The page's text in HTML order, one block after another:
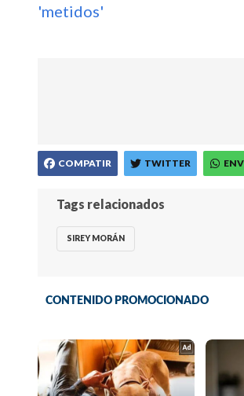
'metidos'
COMPATIR TWITTER
Tags relacionados
SIREY MORÁN